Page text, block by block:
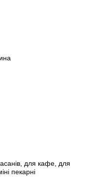
для кафе, для
пекарні